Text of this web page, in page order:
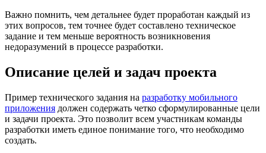
Важно помнить, чем детальнее будет проработан каждый из
этих вопросов, тем точнее будет составлено техническое
задание и тем меньше вероятность возникновения
недоразумений в процессе разработки.
Описание целей и задач проекта
Пример технического задания на разработку мобильного
приложения должен содержать четко сформулированные цели
и задачи проекта. Это позволит всем участникам команды
разработки иметь единое понимание того, что необходимо
создать.